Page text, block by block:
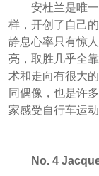
安杜兰是唯
样，开创了自己
静息心率只有惊
亮，取胜几乎全
术和走向有很大
同偶像，也是许
家感受自行车运动
No. 4